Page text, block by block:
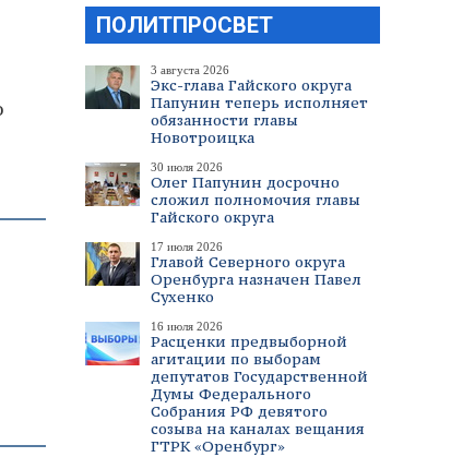
ПОЛИТПРОСВЕТ
3 августа 2026
Экс-глава Гайского округа
Папунин теперь исполняет
обязанности главы
Новотроицка
30 июля 2026
Олег Папунин досрочно
сложил полномочия главы
Гайского округа
17 июля 2026
Главой Северного округа
Оренбурга назначен Павел
Сухенко
16 июля 2026
Расценки предвыборной
агитации по выборам
депутатов Государственной
Думы Федерального
Собрания РФ девятого
созыва на каналах вещания
ГТРК «Оренбург»